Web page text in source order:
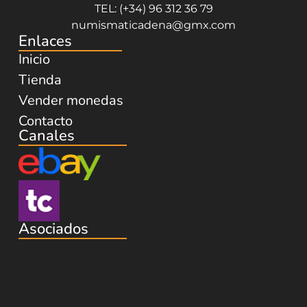
TEL: (+34) 96 312 36 79
numismaticadena@gmx.com
Enlaces
Inicio
Tienda
Vender monedas
Contacto
Canales
Asociados